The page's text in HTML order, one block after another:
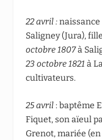
22 avril :
Saligney (Jura),
octobre 1807à
23 octobre 1821 à
cultivateurs.
25 avril: baptême
Fiquet, son aïeul
Grenot, mariée (en